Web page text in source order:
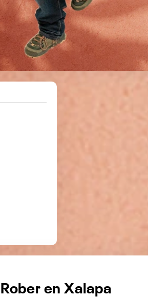
en Xalapa